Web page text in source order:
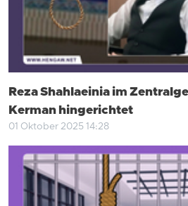
Reza Shahlaeinia im
Kerman hingerichtet
01 Oktober 2025 14:28